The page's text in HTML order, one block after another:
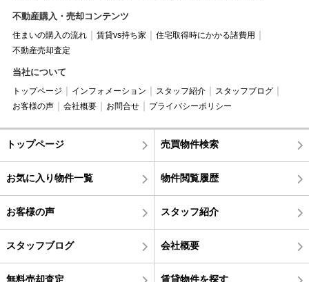
不動産購入・売却コンテンツ
住まいの購入の流れ 賃貸vs持ち家
住宅取得時にかかる諸費用
不動産売却査定
当社について
トップページ インフォメーション スタッフ紹介
スタッフブログ
お客様の声
会社概要 お問合せ プライバシーポリシー
トップページ 売買物件検索
お気に入り物件一覧 物件閲覧履歴
お客様の声 スタッフ紹介
スタッフブログ 会社概要
無料売却査定 賃貸物件を探す